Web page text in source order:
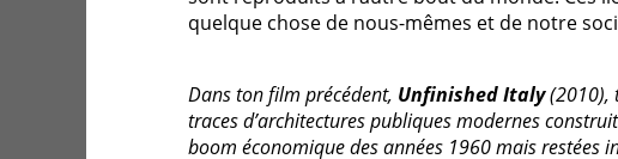
quelque chose de nous-mêmes et de notre
Dans ton film précédent, Unfinished Italy(2010),
traces d’architectures publiques modernes
boom économique des années 1960 mais restées